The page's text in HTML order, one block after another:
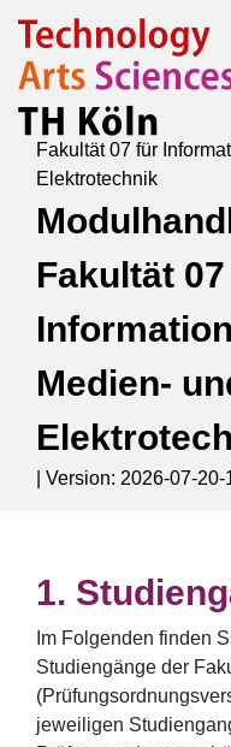
Fakultät 07 für
Elektrotechnik
Fakultät
Medien-
Version: 2026-07-20-
Im Folgenden finden
Studiengänge der
jeweiligen